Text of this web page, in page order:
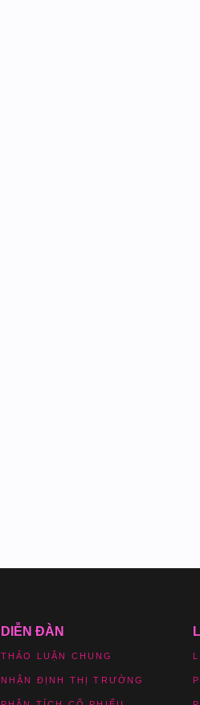
DIỄN ĐÀN
THẢO LUẬN CHUNG
NHẬN ĐỊNH THỊ TRƯỜNG